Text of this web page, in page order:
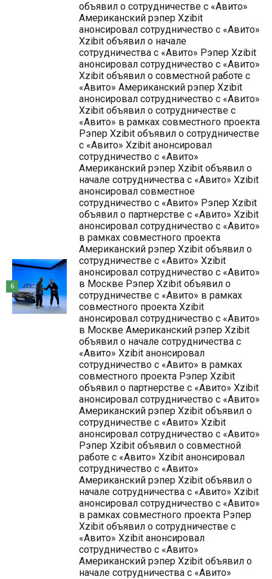
объявил о сотрудничестве с «Авито»
Американский рэпер Xzibit
анонсировал сотрудничество с «Авито»
Xzibit объявил о начале
сотрудничества с «Авито» Рэпер Xzibit
анонсировал сотрудничество с «Авито»
Xzibit объявил о совместной работе с
«Авито» Американский рэпер Xzibit
анонсировал сотрудничество с «Авито»
Xzibit объявил о сотрудничестве с
«Авито» в рамках совместного проекта
Рэпер Xzibit объявил о сотрудничестве
с «Авито» Xzibit анонсировал
сотрудничество с «Авито»
Американский рэпер Xzibit объявил о
начале сотрудничества с «Авито» Xzibit
анонсировал совместное
сотрудничество с «Авито» Рэпер Xzibit
объявил о партнерстве с «Авито» Xzibit
анонсировал сотрудничество с «Авито»
в рамках совместного проекта
Американский рэпер Xzibit объявил о
сотрудничестве с «Авито» Xzibit
анонсировал сотрудничество с «Авито»
в Москве Рэпер Xzibit объявил о
сотрудничестве с «Авито» в рамках
совместного проекта Xzibit
анонсировал сотрудничество с «Авито»
в Москве Американский рэпер Xzibit
объявил о начале сотрудничества с
«Авито» Xzibit анонсировал
сотрудничество с «Авито» в рамках
совместного проекта Рэпер Xzibit
объявил о партнерстве с «Авито» Xzibit
анонсировал сотрудничество с «Авито»
Американский рэпер Xzibit объявил о
сотрудничестве с «Авито» Xzibit
анонсировал сотрудничество с «Авито»
Рэпер Xzibit объявил о совместной
работе с «Авито» Xzibit анонсировал
сотрудничество с «Авито»
Американский рэпер Xzibit объявил о
начале сотрудничества с «Авито» Xzibit
анонсировал сотрудничество с «Авито»
в рамках совместного проекта Рэпер
Xzibit объявил о сотрудничестве с
«Авито» Xzibit анонсировал
сотрудничество с «Авито»
Американский рэпер Xzibit объявил о
начале сотрудничества с «Авито»
6